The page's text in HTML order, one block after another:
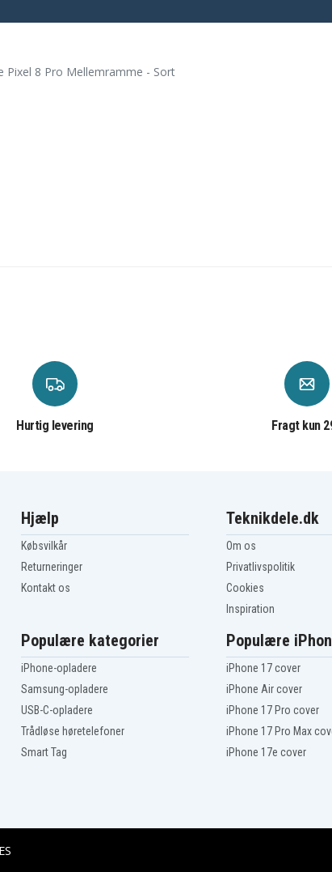
Pixel 8 Pro Mellemramme - Sort
Hurtig levering Fragt kun
Hjælp
Købsvilkår
Returneringer
Kontakt os
Teknikdele.dk
Om os
Privatlivspolitik
Cookies
Inspiration
Populære kategorier
iPhone-opladere
Samsung-opladere
USB-C-opladere
Trådløse høretelefoner
Smart Tag
Populære
iPhone 17 cover
iPhone Air cover
iPhone 17 Pro cover
iPhone 17 Pro Max
iPhone 17e cover